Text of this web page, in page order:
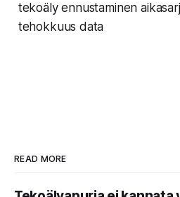
tekoäly ennustaminen
tehokkuus data
READ MORE